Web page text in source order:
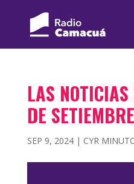
LAS
DE SETIEMBRE
SEP 9, 2024| CYR